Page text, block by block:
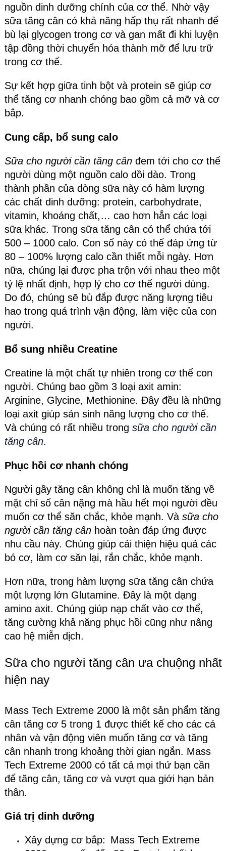
nguồn dinh dưỡng chính của cơ thể. Nhờ vậy
sữa tăng cân có khả năng hấp thụ rất nhanh để
bù lại glycogen trong cơ và gan mất đi khi luyện
tập đồng thời chuyển hóa thành mỡ để lưu trữ
trong cơ thể.
Sự kết hợp giữa tinh bột và protein sẽ giúp cơ
thể tăng cơ nhanh chóng bao gồm cả mỡ và cơ
bắp.
Cung cấp, bổ sung calo
Sữa cho người cần tăng cân đem tới cho cơ thể
người dùng một nguồn calo dồi dào. Trong
thành phần của dòng sữa này có hàm lượng
các chất dinh dưỡng: protein, carbohydrate,
vitamin, khoáng chất,… cao hơn hẳn các loại
sữa khác. Trong sữa tăng cân có thể chứa tới
500 – 1000 calo. Con số này có thể đáp ứng từ
80 – 100% lượng calo cần thiết mỗi ngày. Hơn
nữa, chúng lại được pha trộn với nhau theo một
tỷ lệ nhất định, hợp lý cho cơ thể người dùng.
Do đó, chúng sẽ bù đắp được năng lượng tiêu
hao trong quá trình vận động, làm việc của con
người.
Bổ sung nhiều Creatine
Creatine là một chất tự nhiên trong cơ thể con
người. Chúng bao gồm 3 loại axit amin:
Arginine, Glycine, Methionine. Đây đều là những
loại axit giúp sản sinh năng lượng cho cơ thể.
Và chúng có rất nhiều trong sữa cho người cần
tăng cân.
Phục hồi cơ nhanh chóng
Người gầy tăng cân không chỉ là muốn tăng về
mặt chỉ số cân nặng mà hầu hết mọi người đều
muốn cơ thể săn chắc, khỏe mạnh. Và sữa cho
người cần tăng cân hoàn toàn đáp ứng được
nhu cầu này. Chúng giúp cải thiện hiệu quả các
bó cơ, làm cơ săn lại, rắn chắc, khỏe mạnh.
Hơn nữa, trong hàm lượng sữa tăng cân chứa
một lượng lớn Glutamine. Đây là một dạng
amino axit. Chúng giúp nạp chất vào cơ thể,
tăng cường khả năng phục hồi cũng như nâng
cao hệ miễn dịch.
Sữa cho người tăng cân ưa chuộng nhất
hiện nay
Mass Tech Extreme 2000 là một sản phẩm tăng
cân tăng cơ 5 trong 1 được thiết kế cho các cá
nhân và vận động viên muốn tăng cơ và tăng
cân nhanh trong khoảng thời gian ngắn. Mass
Tech Extreme 2000 có tất cả mọi thứ bạn cần
để tăng cân, tăng cơ và vượt qua giới hạn bản
thân.
Giá trị dinh dưỡng
Xây dựng cơ bắp: Mass Tech Extreme